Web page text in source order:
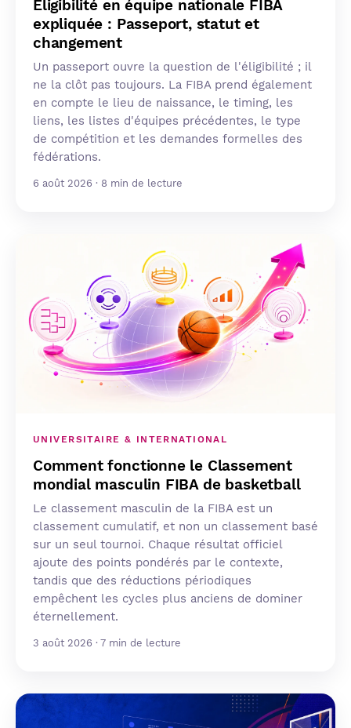
Éligibilité en équipe nationale FIBA
expliquée : Passeport, statut et
changement
Un passeport ouvre la question de l'éligibilité ; il
ne la clôt pas toujours. La FIBA prend également
en compte le lieu de naissance, le timing, les
liens, les listes d'équipes précédentes, le type
de compétition et les demandes formelles des
fédérations.
6 août 2026 · 8 min de lecture
UNIVERSITAIRE & INTERNATIONAL
Comment fonctionne le Classement
mondial masculin FIBA de basketball
Le classement masculin de la FIBA est un
classement cumulatif, et non un classement basé
sur un seul tournoi. Chaque résultat officiel
ajoute des points pondérés par le contexte,
tandis que des réductions périodiques
empêchent les cycles plus anciens de dominer
éternellement.
3 août 2026 · 7 min de lecture